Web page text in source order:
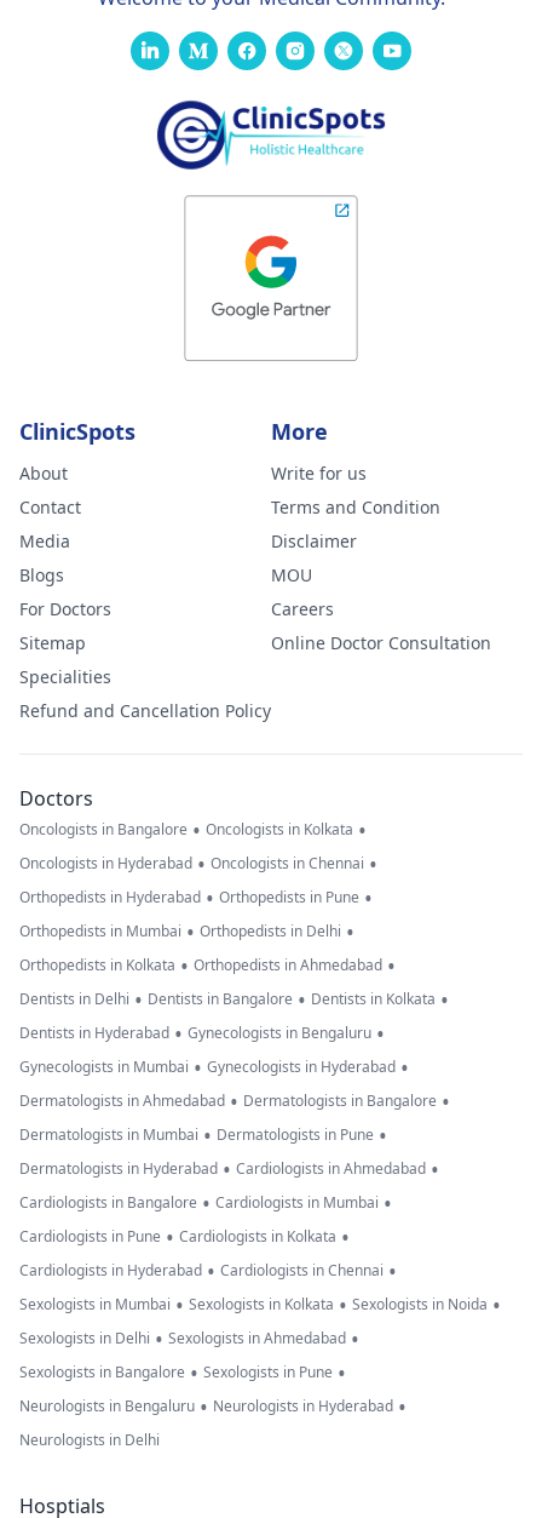
ClinicSpots
About
Contact
Media
Blogs
For Doctors
Sitemap
Specialities
Refund and Cancellation Policy
More
Write for us
Terms and Condition
Disclaimer
MOU
Careers
Online Doctor Consultation
Doctors
Oncologists in Bangalore • Oncologists in Kolkata •
Oncologists in Hyderabad • Oncologists in Chennai •
Orthopedists in Hyderabad • Orthopedists in Pune •
Orthopedists in Mumbai • Orthopedists in Delhi •
Orthopedists in Kolkata • Orthopedists in Ahmedabad •
Dentists in Delhi • Dentists in Bangalore • Dentists in Kolkata •
Dentists in Hyderabad • Gynecologists in Bengaluru •
Gynecologists in Mumbai • Gynecologists in Hyderabad •
Dermatologists in Ahmedabad • Dermatologists in Bangalore •
Dermatologists in Mumbai • Dermatologists in Pune •
Dermatologists in Hyderabad • Cardiologists in Ahmedabad •
Cardiologists in Bangalore • Cardiologists in Mumbai •
Cardiologists in Pune • Cardiologists in Kolkata •
Cardiologists in Hyderabad • Cardiologists in Chennai •
Sexologists in Mumbai • Sexologists in Kolkata • Sexologists in Noida •
Sexologists in Delhi • Sexologists in Ahmedabad •
Sexologists in Bangalore • Sexologists in Pune •
Neurologists in Bengaluru • Neurologists in Hyderabad •
Neurologists in Delhi
Hosptials